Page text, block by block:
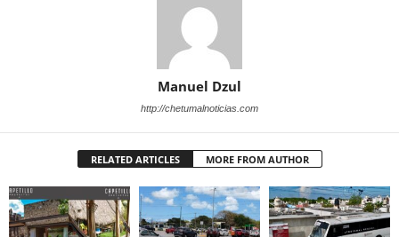
Manuel Dzul
http://chetumalnoticias.com
RELATED ARTICLES MORE FROM AUTHOR